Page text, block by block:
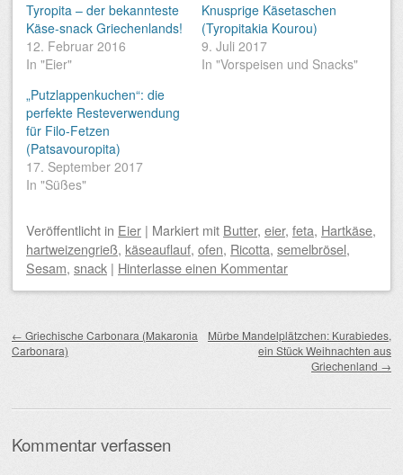
Tyropita – der bekannteste
Käse-snack Griechenlands!
12. Februar 2016
In "Eier"
Knusprige Käsetaschen
(Tyropitakia Kourou)
9. Juli 2017
In "Vorspeisen und Snacks"
„Putzlappenkuchen“: die
perfekte Resteverwendung
für Filo-Fetzen
(Patsavouropita)
17. September 2017
In "Süßes"
Veröffentlicht in Eier | Markiert mit Butter, eier, feta, Hartkäse,
hartweizengrieß, käseauflauf, ofen, Ricotta, semelbrösel,
Sesam, snack | Hinterlasse einen Kommentar
← Griechische Carbonara (Makaronia
Carbonara)
Mürbe Mandelplätzchen: Kurabiedes,
ein Stück Weihnachten aus
Griechenland →
Kommentar verfassen